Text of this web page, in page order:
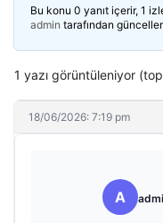
Bu konu 0 yanıt içerir, 1
admin tarafından
1 yazı görüntüleniyor
18/06/2026: 7:19 pm
A